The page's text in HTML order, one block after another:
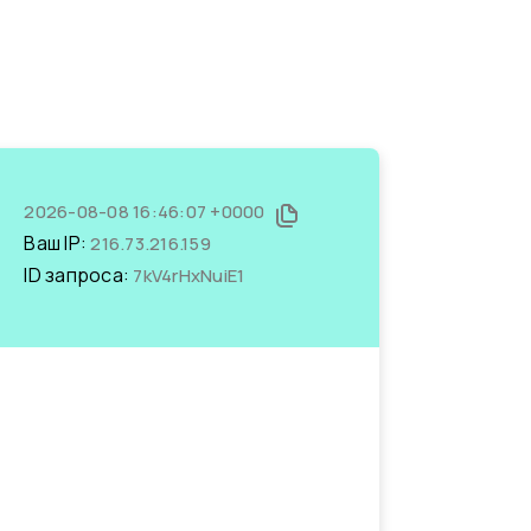
2026-08-08 16:46:07 +0000
Ваш IP:216.73.216.159
ID запроса: 7kV4rHxNuiE1